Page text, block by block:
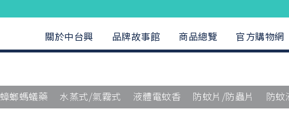
關於中台興 品牌故事館 商品總覽 官方購物網
蟑螂螞蟻藥 水蒸式/氣霧式 液體電蚊香 防蚊片/防蟲片 防蚊